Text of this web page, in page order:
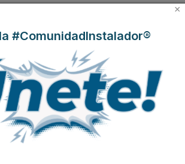
31 Mar 2022
×
#ComunidadInstalador®